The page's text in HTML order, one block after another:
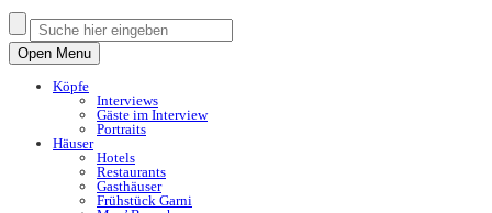
Open Menu
Köpfe
Interviews
Gäste im Interview
Portraits
Häuser
Hotels
Restaurants
Gasthäuser
Frühstück Garni